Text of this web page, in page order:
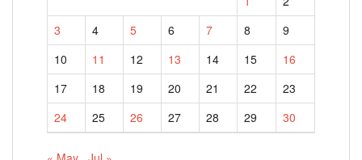
3
4 5 6 7 8
9
10
11 12 13 14 15
16
17
18 19 20 21 22
23
24
25 26 27 28 29 30